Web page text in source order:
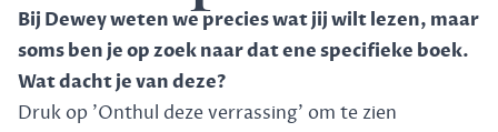
Bij Dewey weten we precies wat jij wilt lezen, maar
soms ben je op zoek naar dat ene specifieke boek.
Wat dacht je van deze?
Druk op 'Onthul deze verrassing' om te zien